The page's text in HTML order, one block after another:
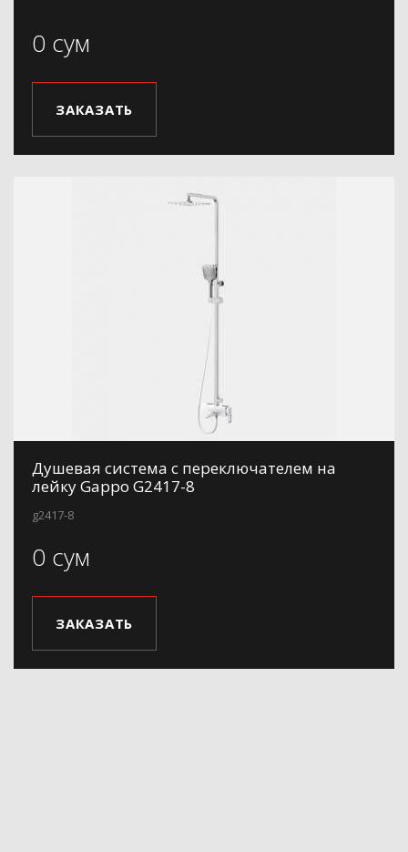
0 сум
ЗАКАЗАТЬ
Душевая система с переключателем на
лейку Gappo G2417-8
g2417-8
0 сум
ЗАКАЗАТЬ